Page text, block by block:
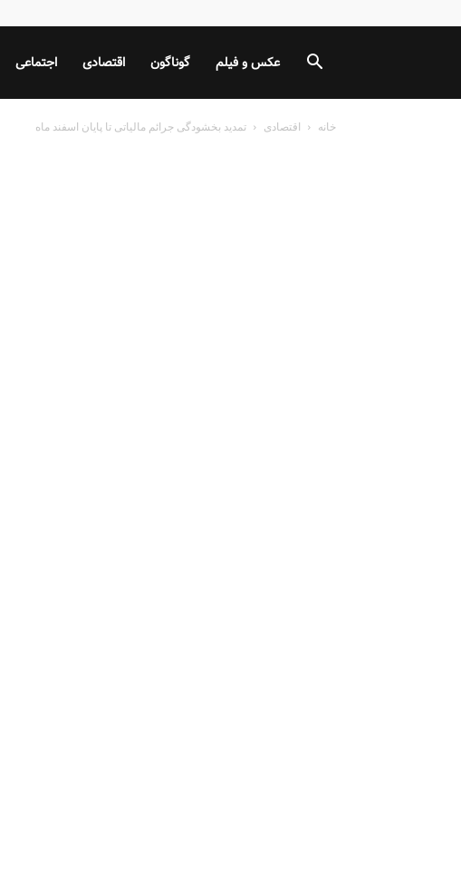
اجتماعی اقتصادی گوناگون عکس و فیلم
خانه اقتصادی تمدید بخشودگی جرائم مالیاتی تا پایان اسفند ماه